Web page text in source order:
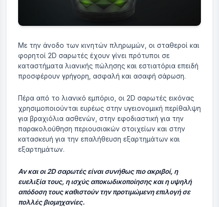
Με την άνοδο των κινητών πληρωμών, οι σταθεροί και
φορητοί 2D σαρωτές έχουν γίνει πρότυποι σε
καταστήματα λιανικής πώλησης και εστιατόρια επειδή
προσφέρουν γρήγορη, ασφαλή και ασαφή σάρωση.
Πέρα από το λιανικό εμπόριο, οι 2D σαρωτές εικόνας
χρησιμοποιούνται ευρέως στην υγειονομική περίθαλψη
για βραχιόλια ασθενών, στην εφοδιαστική για την
παρακολούθηση περιουσιακών στοιχείων και στην
κατασκευή για την επαλήθευση εξαρτημάτων και
εξαρτημάτων.
Αν και οι 2D σαρωτές είναι συνήθως πιο ακριβοί, η
ευελιξία τους, η ισχύς αποκωδικοποίησης και η υψηλή
απόδοση τους καθιστούν την προτιμώμενη επιλογή σε
πολλές βιομηχανίες.